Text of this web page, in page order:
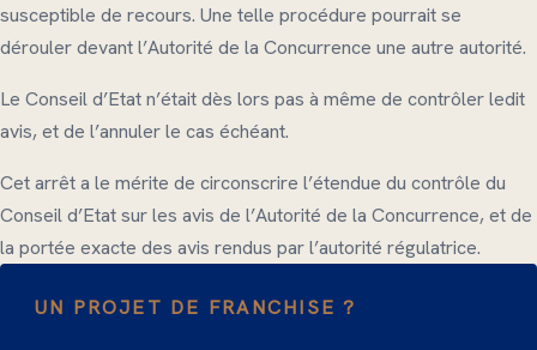
susceptible de recours. Une telle procédure pourrait se
dérouler devant l’Autorité de la Concurrence une autre autorité.
Le Conseil d’Etat n’était dès lors pas à même de contrôler ledit
avis, et de l’annuler le cas échéant.
Cet arrêt a le mérite de circonscrire l’étendue du contrôle du
Conseil d’Etat sur les avis de l’Autorité de la Concurrence, et de
la portée exacte des avis rendus par l’autorité régulatrice.
UN PROJET DE FRANCHISE ?